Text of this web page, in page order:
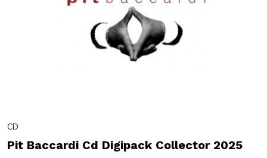
CD
Pit Baccardi Cd Digipack Collector 2025